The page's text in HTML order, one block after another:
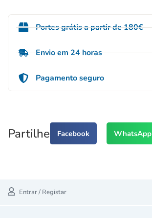
Portes grátis a partir de 180€
Envio em 24 horas
Pagamento seguro
Partilhe Facebook WhatsApp
Entrar / Registar